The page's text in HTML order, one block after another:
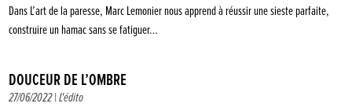
Dans L’art de la paresse, Marc Lemonier nous apprend à réussir une sieste parfaite,
construire un hamac sans se fatiguer…
DOUCEUR DE L’OMBRE
27/06/2022 |L'édito